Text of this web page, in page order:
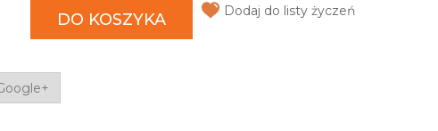
DO KOSZYKA Dodaj do listy życzeń